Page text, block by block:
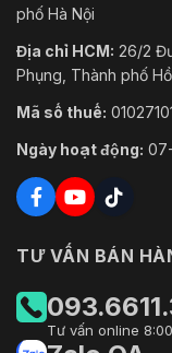
phố Hà Nội
Địa chỉ HCM: 26/2
Phụng, Thành phố
Mã số thuế:
Ngày hoạt động:
TƯ VẤN BÁN
Tư vấn online